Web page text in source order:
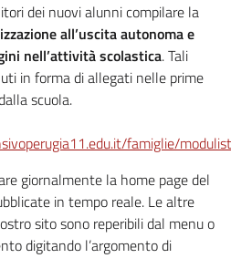
dei nuovi alunni compilare la
all’uscita autonoma e
nell’attività scolastica. Tali
in forma di allegati nelle prime
scuola.
famiglie/
giornalmente la home page del
in tempo reale. Le altre
sito sono reperibili dal menu o
digitando l’argomento di